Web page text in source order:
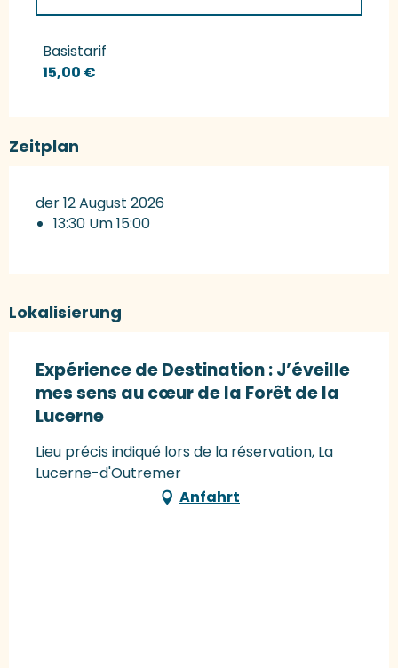
Preise 2027
Basistarif
15,00 €
Zeitplan
der 12 August 2026
13:30 Um 15:00
Lokalisierung
Expérience de Destination : J’éveille
mes sens au cœur de la Forêt de la
Lucerne
Lieu précis indiqué lors de la réservation, La
Lucerne-d'Outremer
Anfahrt